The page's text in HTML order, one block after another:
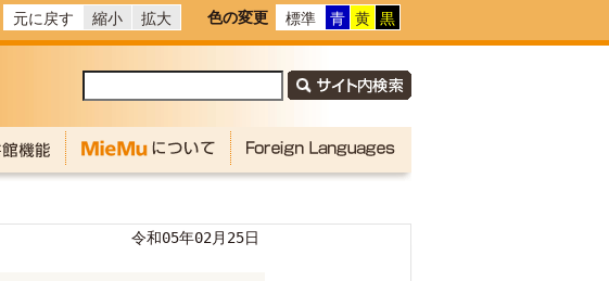
元に戻す 縮小 拡大 色の変更 標準 青 黄 黒
令和05年02月25日